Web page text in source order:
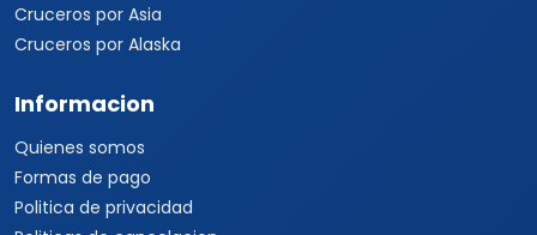
Cruceros por Asia
Cruceros por Alaska
Informacion
Quienes somos
Formas de pago
Politica de privacidad